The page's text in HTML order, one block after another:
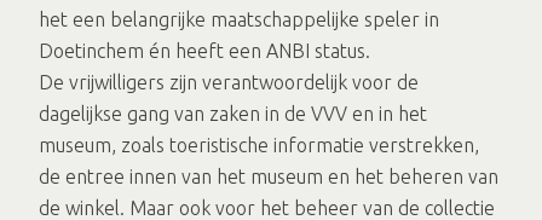
het een belangrijke maatschappelijke speler in
Doetinchem én heeft een ANBI status.
De vrijwilligers zijn verantwoordelijk voor de
dagelijkse gang van zaken in de VVV en in het
museum, zoals toeristische informatie verstrekken,
de entree innen van het museum en het beheren van
de winkel. Maar ook voor het beheer van de collectie